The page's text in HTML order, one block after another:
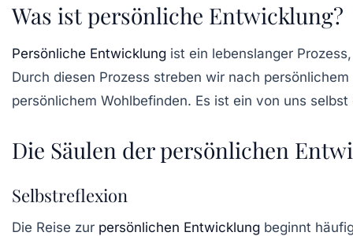
Was ist persönliche Entwicklung?
Persönliche Entwicklung ist ein lebenslanger
Durch diesen Prozess streben wir nach
persönlichem Wohlbefinden. Es ist ein von uns
Die Säulen der persönlichen
Selbstreflexion
Die Reise zur persönlichen Entwicklung beginnt